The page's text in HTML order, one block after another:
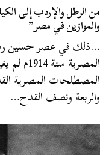
من الرطل والإردب إلى
والموازين في مصر”
…ذلك في عصرحسين
المصطلحات المصرية
والربعة ونصف القدح…